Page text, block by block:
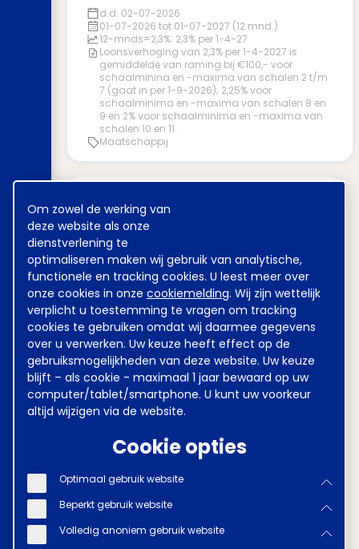
Cookie
melding
Om zowel de werking van
deze website als onze
dienstverlening te
optimaliseren maken wij gebruik van analytische,
functionele en tracking cookies. U leest meer over
onze cookies in onze cookiemelding. Wij zijn wettelijk
verplicht u toestemming te vragen om tracking
cookies te gebruiken omdat wij daarmee gegevens
over u verwerken. Uw keuze heeft effect op de
gebruiksmogelijkheden van deze website. Uw keuze
blijft – als cookie - maximaal 1 jaar bewaard op uw
computer/tablet/smartphone. U kunt uw voorkeur
altijd wijzigen via de website.
Cookie opties
Optimaal gebruik website
Beperkt gebruik website
Volledig anoniem gebruik website
d.d. 02-07-2026
01-07-2026 tot 01-07-2027 (12 mnd.)
12-mnds=2,3%: 2,3% per 1-4-27
Loonsverhoging van 2,3% per 1-4-2027 is
gemiddelde van raming bij €100,- voor
schaalminina en -maxima van schalen 2 t/m
7 (gaat in per 1-9-2026); 2,25% voor
schaalminima en -maxima van schalen 8 en
9 en 2% voor schaalminima en -maxima van
schalen 10 en 11.
Maatschappij
Meest gezocht
Achmea Sweco
Kinderovang DSM
Grondstoffen Energie en
Omgeving (GEO)
Heineken ABN AMRO
Waterschappen
Metaal en Techniek
Verzekeraars